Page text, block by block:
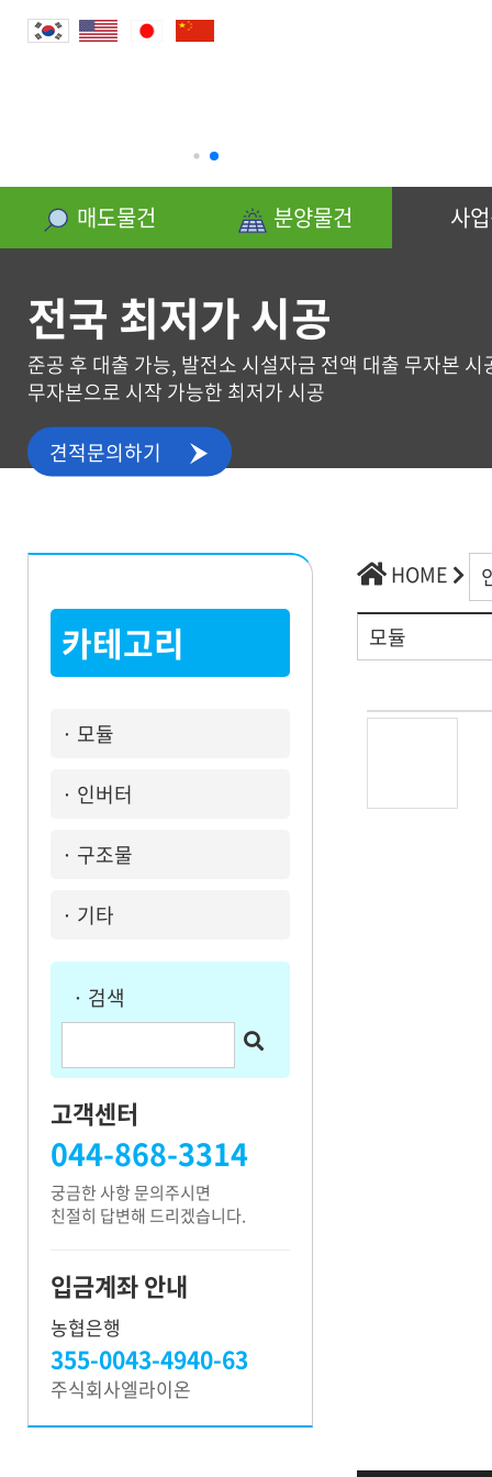
매도물건 분양물건 사
분양물건
사업신청
운영관리신청
커뮤니티
고객지원
전국 최저가 시공
준공 후 대출 가능, 발전소 시설자금 전액 대출 무자본 시
무자본으로 시작 가능한 최저가 시공
견적문의하기
카테고리
· 모듈
· 인버터
· 구조물
· 기타
· 검색
고객센터
044-868-3314
궁금한 사항 문의주시면
친절히 답변해 드리겠습니다.
입금계좌 안내
농협은행
355-0043-4940-63
주식회사엘라이온
HOME
모듈